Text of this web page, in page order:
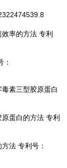
率的方法 专利
素三型胶原蛋白
蛋白的方法 专利
法 专利号：